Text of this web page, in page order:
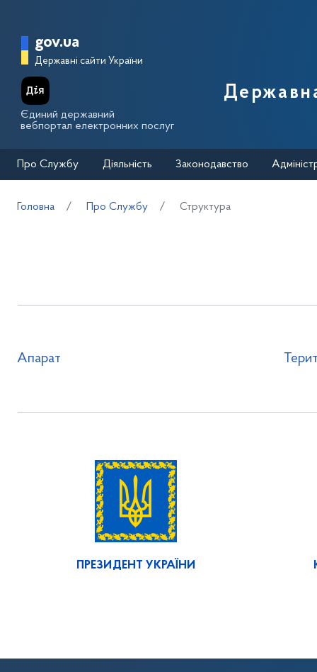
Головна сторінка Державної
gov.ua
Державні сайти України
Єдиний державний
вебпортал електронних послуг
Про Службу Діяльність Законодавство
Головна Про Службу Структура
Апарат
ПРЕЗИДЕНТ УКРАЇНИ